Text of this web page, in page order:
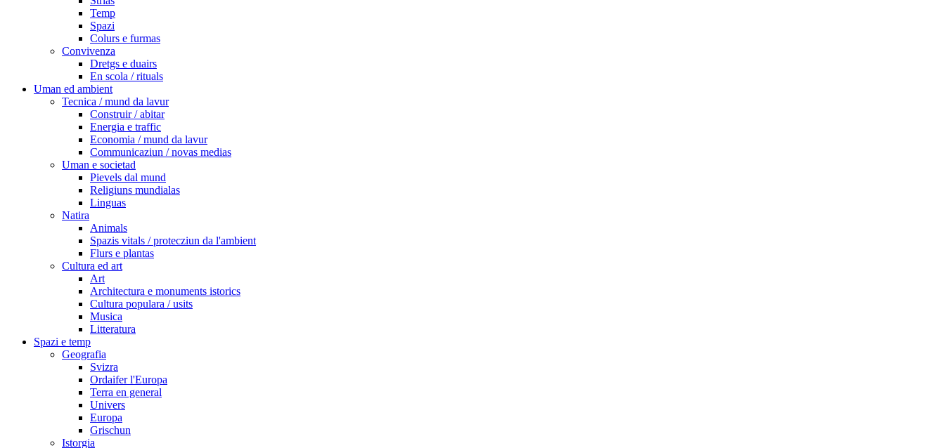
Temp
Spazi
Colurs e furmas
Convivenza
Dretgs e duairs
En scola / rituals
Uman ed ambient
Tecnica / mund da lavur
Construir / abitar
Energia e traffic
Economia / mund da lavur
Communicaziun / novas medias
Uman e societad
Pievels dal mund
Religiuns mundialas
Linguas
Natira
Animals
Spazis vitals / protecziun da l'ambient
Flurs e plantas
Cultura ed art
Art
Architectura e monuments istorics
Cultura populara / usits
Musica
Litteratura
Spazi e temp
Geografia
Svizra
Ordaifer l'Europa
Terra en general
Univers
Europa
Grischun
Istorgia